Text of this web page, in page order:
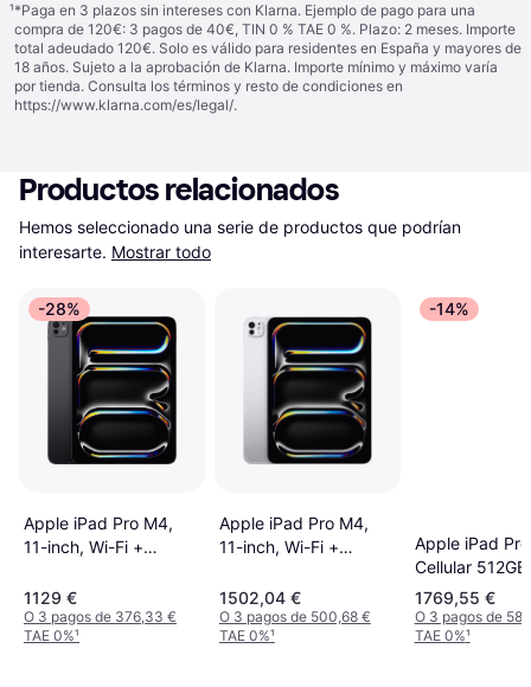
¹*Paga en 3 plazos sin intereses con Klarna. Ejemplo de pago para una
compra de 120€: 3 pagos de 40€, TIN 0 % TAE 0 %. Plazo: 2 meses. Importe
total adeudado 120€. Solo es válido para residentes en España y mayores de
18 años. Sujeto a la aprobación de Klarna. Importe mínimo y máximo varía
por tienda. Consulta los términos y resto de condiciones en
https://www.klarna.com/es/legal/.
Productos relacionados
Hemos seleccionado una serie de productos que podrían
interesarte. Mostrar todo
-28%
Apple iPad Pro M4,
11-inch, Wi-Fi +
Standard Glass Space
Black
1129 €
O 3 pagos de 376,33 €
TAE 0%¹
Apple iPad Pro M4,
11-inch, Wi-Fi +
Standard Glass Silver
1502,04 €
O 3 pagos de 500,68 €
TAE 0%¹
-14%
Apple iPad
Cellular
M5
1769,55 €
O 3 pagos de
TAE 0%¹